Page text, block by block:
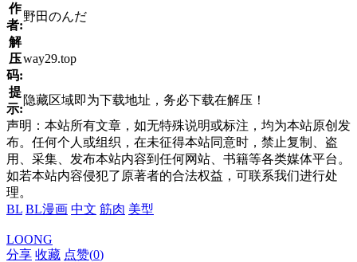
作
者:
野田のんだ
解
压
码:
way29.top
提
示:
隐藏区域即为下载地址，务必下载在解压！
声明：本站所有文章，如无特殊说明或标注，均为本站原创发
布。任何个人或组织，在未征得本站同意时，禁止复制、盗
用、采集、发布本站内容到任何网站、书籍等各类媒体平台。
如若本站内容侵犯了原著者的合法权益，可联系我们进行处
理。
BL BL漫画 中文 筋肉 美型
LOONG
分享 收藏 点赞(0)